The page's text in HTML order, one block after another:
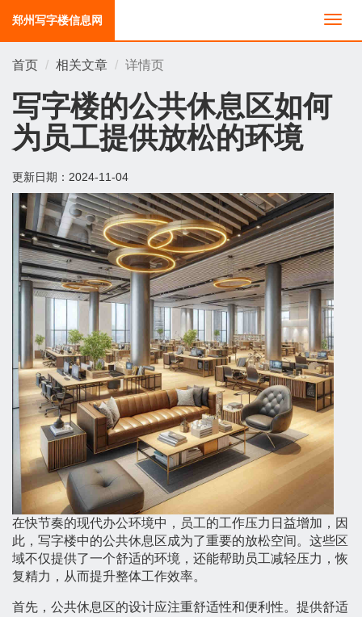
切
换
郑州写字楼信息网
首页 相关文章 详情页
写字楼的公共休息区如何
为员工提供放松的环境
更新日期： 2024-11-04
在快节奏的现代办公环境中，员工的工作压力日益增加，因
此，写字楼中的公共休息区成为了重要的放松空间。这些区
域不仅提供了一个舒适的环境，还能帮助员工减轻压力，恢
复精力，从而提升整体工作效率。
首先，公共休息区的设计应注重舒适性和便利性。提供舒适